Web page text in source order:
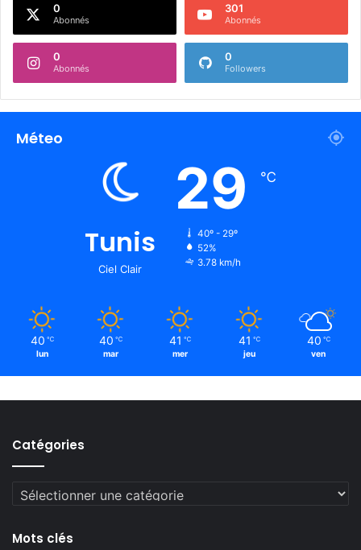
0
Abonnés
301
Abonnés
0
Abonnés
0
Followers
Méteo
Tunis
Ciel Clair
29 ℃
40º - 29º
52%
3.78 km/h
40 ℃
lun
40 ℃
mar
41 ℃
mer
41 ℃
jeu
40 ℃
ven
Catégories
Catégories
Mots clés